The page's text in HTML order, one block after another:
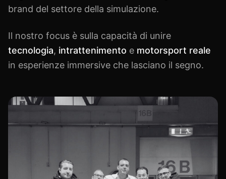
brand del settore della simulazione.
Il nostro focus è sulla capacità di unire
tecnologia, intrattenimento e motorsport reale
in esperienze immersive che lasciano il segno.